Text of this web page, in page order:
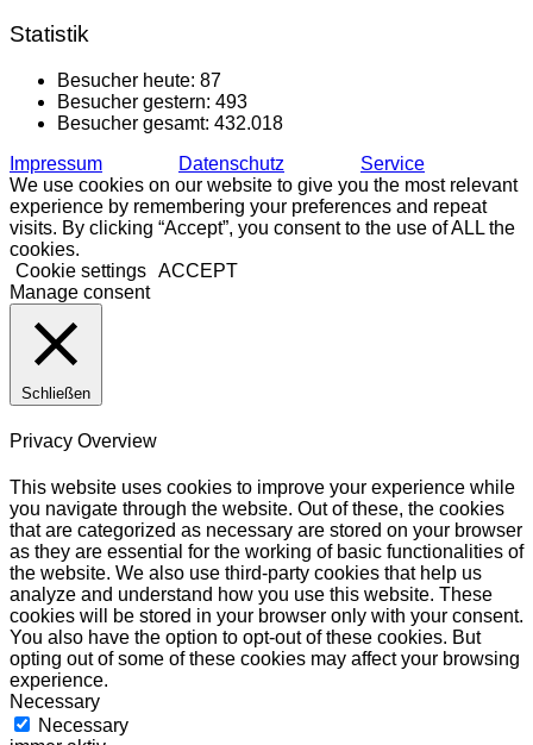
Statistik
Besucher heute: 87
Besucher gestern: 493
Besucher gesamt: 432.018
Impressum
Datenschutz
Service
We use cookies on our website to give you the most relevant
experience by remembering your preferences and repeat
visits. By clicking “Accept”, you consent to the use of ALL the
cookies.
Cookie settings ACCEPT
Manage consent
Schließen
Privacy Overview
This website uses cookies to improve your experience while
you navigate through the website. Out of these, the cookies
that are categorized as necessary are stored on your browser
as they are essential for the working of basic functionalities of
the website. We also use third-party cookies that help us
analyze and understand how you use this website. These
cookies will be stored in your browser only with your consent.
You also have the option to opt-out of these cookies. But
opting out of some of these cookies may affect your browsing
experience.
Necessary
Necessary